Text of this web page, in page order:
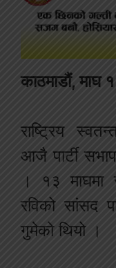
काठमाडौं, माघ
राष्ट्रिय
आजै पार्टी
। १३ माघमा
रविको सांसद
गुमेको थियो ।